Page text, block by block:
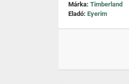
Márka: Timberland
Eladó: Eyerim